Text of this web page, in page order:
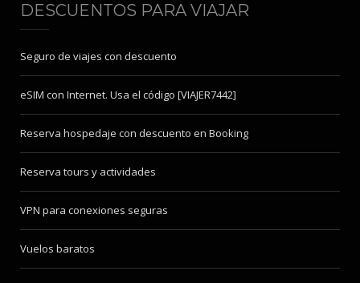
DESCUENTOS PARA VIAJAR
Seguro de viajes con descuento
eSIM con Internet. Usa el código [VIAJER7442]
Reserva hospedaje con descuento en Booking
Reserva tours y actividades
VPN para conexiones seguras
Vuelos baratos